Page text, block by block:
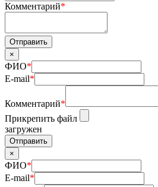
Комментарий*
×
ФИО*
E-mail*
Комментарий*
Прикрепить файл
загружен
×
ФИО*
E-mail*